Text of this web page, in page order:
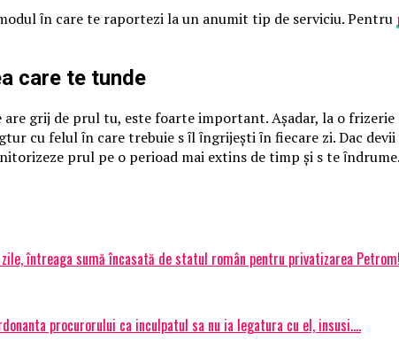
ȋn care te raportezi la un anumit tip de serviciu. Pentru
care te tunde
grijӑ de pӑrul tӑu, este foarte important. Așadar, la o
cu felul ȋn care trebuie sӑ ȋl ȋngrijești ȋn fiecare zi. Dacӑ
pӑrul pe o perioadӑ mai extinsӑ de timp și sӑ te
întreaga sumă încasată de statul român pentru privatizarea Petrom!
procurorului ca inculpatul sa nu ia legatura cu el, insusi….